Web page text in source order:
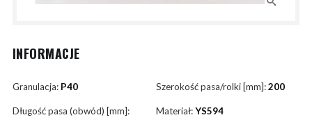
INFORMACJE
Granulacja: P40 Szerokość pasa/rolki [mm]:200
Długość pasa (obwód) [mm]:
Materiał:YS594